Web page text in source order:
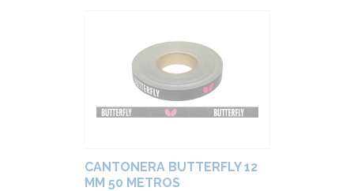
CANTONERA BUTTERFLY 12
MM 50 METROS